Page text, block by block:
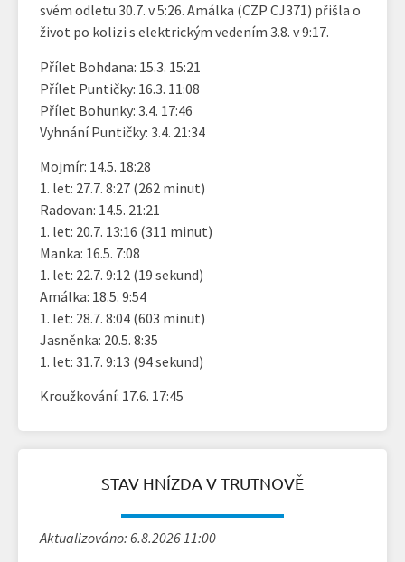
svém odletu 30.7. v 5:26. Amálka (CZP CJ371) přišla o
život po kolizi s elektrickým vedením 3.8. v 9:17.
Přílet Bohdana: 15.3. 15:21
Přílet Puntičky: 16.3. 11:08
Přílet Bohunky: 3.4. 17:46
Vyhnání Puntičky: 3.4. 21:34
Mojmír: 14.5. 18:28
1. let: 27.7. 8:27 (262 minut)
Radovan: 14.5. 21:21
1. let: 20.7. 13:16 (311 minut)
Manka: 16.5. 7:08
1. let: 22.7. 9:12 (19 sekund)
Amálka: 18.5. 9:54
1. let: 28.7. 8:04 (603 minut)
Jasněnka: 20.5. 8:35
1. let: 31.7. 9:13 (94 sekund)
Kroužkování: 17.6. 17:45
STAV HNÍZDA V TRUTNOVĚ
Aktualizováno: 6.8.2026 11:00